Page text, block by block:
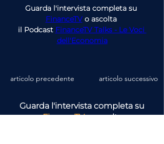
Guarda l'intervista completa su
FinanceTV o ascolta
il Podcast FinanceTV Talks - Le Voci
dell'Economia
articolo precedente articolo successivo
Guarda l'intervista completa su
FinanceTVo ascolta